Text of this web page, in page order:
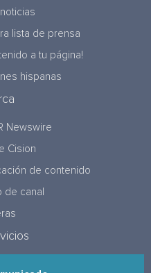
lista de prensa
a tu página!
hispanas
Newswire
Cision
de contenido
de canal